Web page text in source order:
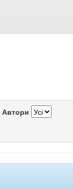
Автори